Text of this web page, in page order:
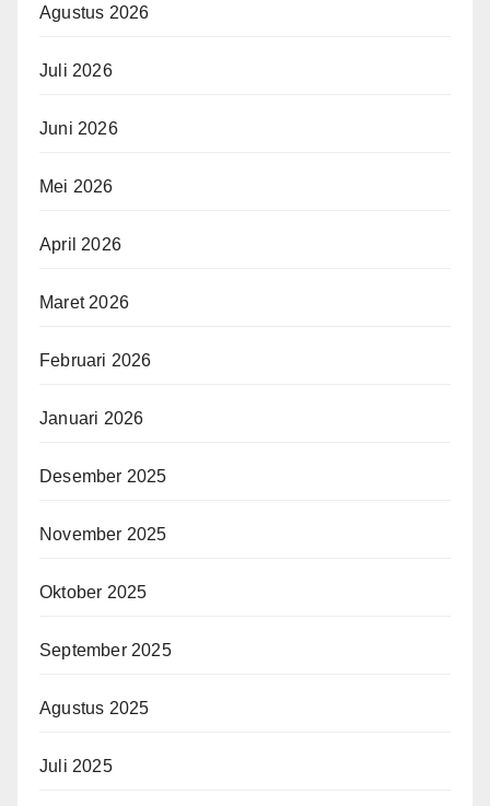
Agustus 2026
Juli 2026
Juni 2026
Mei 2026
April 2026
Maret 2026
Februari 2026
Januari 2026
Desember 2025
November 2025
Oktober 2025
September 2025
Agustus 2025
Juli 2025